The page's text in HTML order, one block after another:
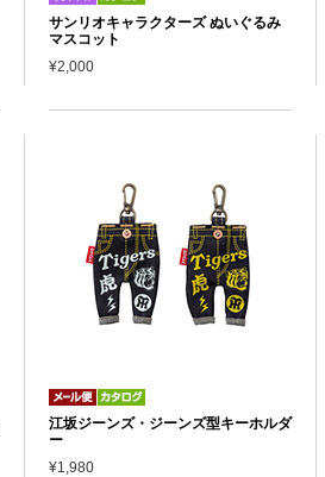
サンリオキャラクターズ ぬいぐるみ
マスコット
¥2,000
江坂ジーンズ・ジーンズ型キーホルダ
ー
¥1,980